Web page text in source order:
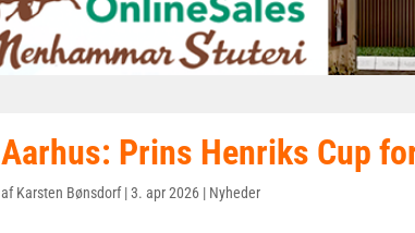
Aarhus: Prins Henriks Cup
afKarsten Bønsdorf|3. apr 2026 | Nyheder